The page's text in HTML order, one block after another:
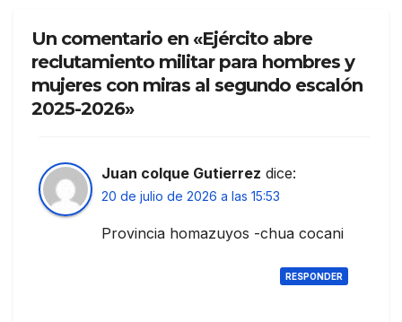
Un comentario en «Ejército abre
reclutamiento militar para hombres y
mujeres con miras al segundo escalón
2025-2026»
Juan colque Gutierrez dice:
20 de julio de 2026 a las 15:53
Provincia homazuyos -chua cocani
RESPONDER